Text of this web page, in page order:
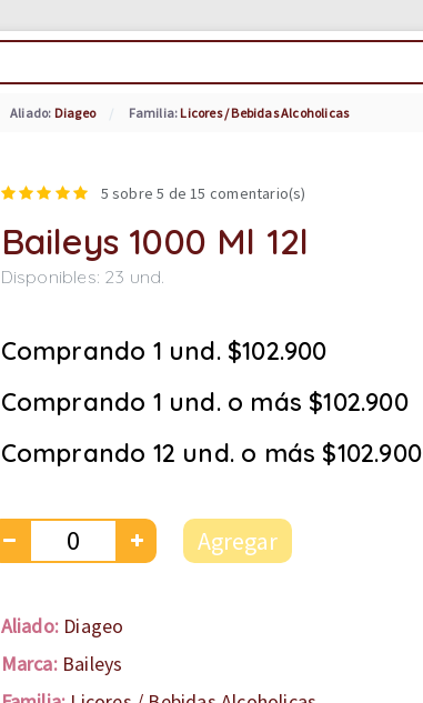
Aliado: Diageo Familia: Licores / Bebidas Alcoholicas
5 sobre 5 de15 comentario(s)
Baileys 1000 Ml 12l
Disponibles: 23 und.
Comprando 1 und. $102.900
Comprando 1 und. o más $102.900
Comprando 12 und. o más $102.900
Agregar
Aliado: Diageo
Marca: Baileys